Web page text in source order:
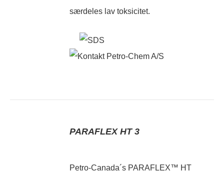
særdeles lav toksicitet.
PARAFLEX HT 3
Petro-Canada´s PARAFLEX™ HT